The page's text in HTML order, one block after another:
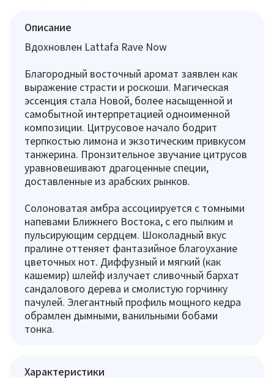
Описание
Вдохновлен Lattafa Rave Now
Благородный восточный аромат заявлен как
выражение страсти и роскоши. Магическая
эссенция стала Новой, более насыщенной и
самобытной интерпретацией одноименной
композиции. Цитрусовое начало бодрит
терпкостью лимона и экзотическим привкусом
танжерина. Пронзительное звучание цитрусов
уравновешивают драгоценные специи,
доставленные из арабских рынков.
Солоноватая амбра ассоциируется с томными
напевами Ближнего Востока, с его пылким и
пульсирующим сердцем. Шоколадный вкус
пралине оттеняет фантазийное благоухание
цветочных нот. Диффузный и мягкий (как
кашемир) шлейф излучает сливочный бархат
сандалового дерева и смолистую горчинку
пачулей. Элегантный профиль мощного кедра
обрамлен дымными, ванильными бобами
тонка.
Характеристики